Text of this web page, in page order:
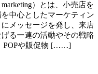
）とは、小売店を
中心としたマーケティン
メッセージを発し、来店
る一連の活動やその戦略
POPや販促物 [……]